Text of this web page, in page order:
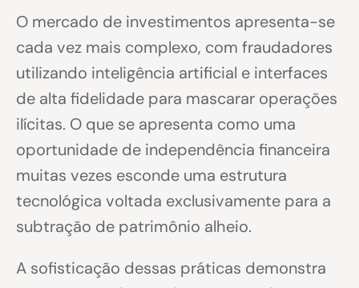
O mercado de investimentos apresenta-se
cada vez mais complexo, com fraudadores
utilizando inteligência artificial e interfaces
de alta fidelidade para mascarar operações
ilícitas. O que se apresenta como uma
oportunidade de independência financeira
muitas vezes esconde uma estrutura
tecnológica voltada exclusivamente para a
subtração de patrimônio alheio.
A sofisticação dessas práticas demonstra